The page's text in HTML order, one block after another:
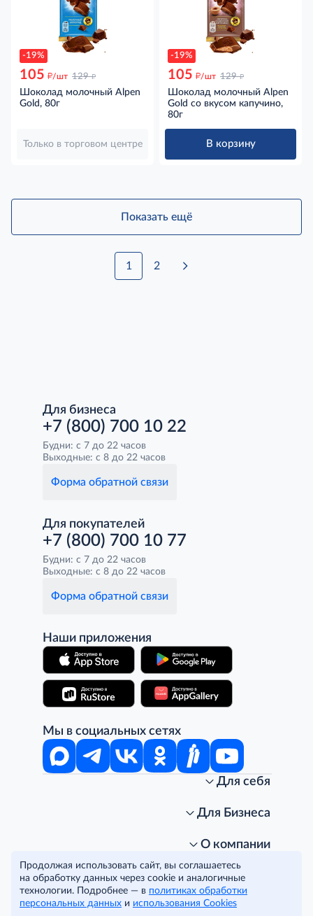
-19%
105 д/шт 129 д
Шоколад молочный Alpen
Gold, 80г
Только в торговом центре
-19%
105 д/шт 129 д
Шоколад молочный Alpen
Gold со вкусом капучино,
80г
В корзину
Показать ещё
1 2
Для бизнеса
+7 (800) 700 10 22
Будни: с 7 до 22 часов
Выходные: с 8 до 22 часов
Форма обратной связи
Для покупателей
+7 (800) 700 10 77
Будни: с 7 до 22 часов
Выходные: с 8 до 22 часов
Форма обратной связи
Наши приложения
Мы в социальных сетях
Для себя
Стань клиентом METRO
Подарочные карты. Активация и баланс
Скидка за подписку
Часто задаваемые вопросы
Для Бизнеса
Получить карту для бизнеса
Для магазинов
Для гостинично-ресторанного бизнеса
Для офисов и предприятий
О компании
Карьера
Пресс-центр
Программа METRO Potentials
Условия и соглашения
Политика конфиденциальности
Правовая информация
© METRO Cash and Carry Russia, 2026
Продолжая использовать сайт, вы соглашаетесь
на обработку данных через cookie и аналогичные
технологии. Подробнее — в политиках обработки
персональных данных и использования Cookies